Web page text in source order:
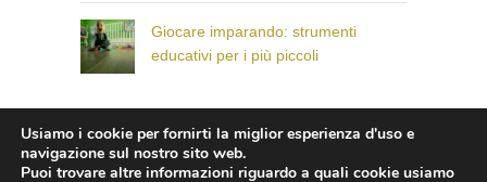
Giocare imparando: strumenti
educativi per i più piccoli
© Il Paese dei Bambini che Sorridono
Usiamo i cookie per fornirti la miglior esperienza d'uso e
navigazione sul nostro sito web.
Puoi trovare altre informazioni riguardo a quali cookie usiamo